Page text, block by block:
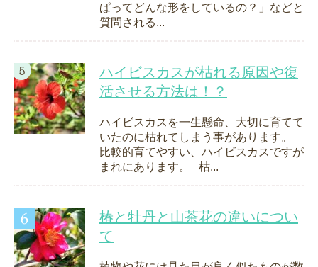
ぱってどんな形をしているの？」などと
質問される...
ハイビスカスが枯れる原因や復
活させる方法は！？
ハイビスカスを一生懸命、大切に育てて
いたのに枯れてしまう事があります。
比較的育てやすい、ハイビスカスですが
まれにあります。 枯...
椿と牡丹と山茶花の違いについ
て